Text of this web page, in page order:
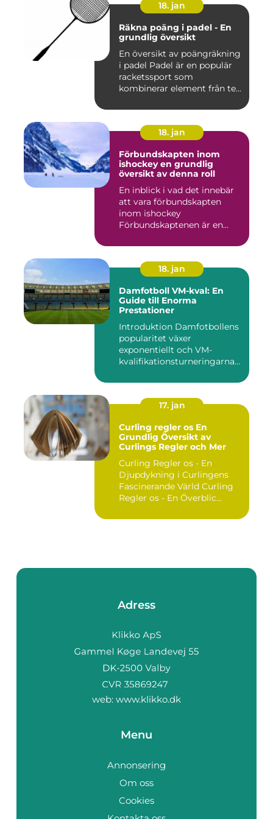
18. jan
Räkna poäng i padel - En
grundlig översikt
En översikt av poängräkning
i padel Padel är en populär
racketssport som
kombinerar element från te...
18. jan
Förbundskapten inom
ishockey en grundlig
översikt av denna roll
En inblick i vad det innebär
att vara förbundskapten
inom ishockey
Förbundskaptenen är en
18. jan
Damfotboll VM-kval: En
Guide till Enorma
Prestationer
Introduktion Damfotbollens
popularitet växer
exponentiellt och VM-
kvalifikationsturneringarna
17. jan
Curling regler os En
Grundlig Översikt av
Curlings Regler och Mer
Curling Regler os - En
Djupdykning i Curlingens
Fascinerande Värld Curling
Regler os - En Överblic...
Adress
web: www.klikko.dk
Menu
Annonsering
Om oss
Cookies